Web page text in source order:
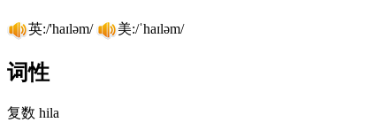
英:/'haɪləm/ 美:/ˈhaɪləm/
词性
复数 hila